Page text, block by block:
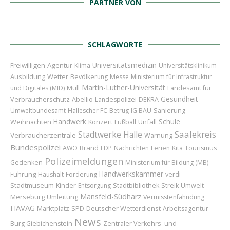
PARTNER VON
SCHLAGWORTE
Freiwilligen-Agentur Klima Universitätsmedizin Universitätsklinikum
Ausbildung Wetter Bevölkerung Messe Ministerium für Infrastruktur
und Digitales (MID) Müll Martin-Luther-Universität Landesamt für
Verbraucherschutz Abellio Landespolizei DEKRA Gesundheit
Umweltbundesamt Hallescher FC Betrug IG BAU Sanierung
Weihnachten Handwerk Konzert Fußball Unfall Schule
Verbraucherzentrale Stadtwerke Halle Warnung Saalekreis
Bundespolizei AWO Brand FDP Nachrichten Ferien Kita Tourismus
Gedenken Polizeimeldungen Ministerium für Bildung (MB)
Führung Haushalt Förderung Handwerkskammer verdi
Stadtmuseum Kinder Entsorgung Stadtbibliothek Streik Umwelt
Merseburg Umleitung Mansfeld-Südharz Vermisstenfahndung
HAVAG Marktplatz SPD Deutscher Wetterdienst Arbeitsagentur
Burg Giebichenstein News Zentraler Verkehrs- und